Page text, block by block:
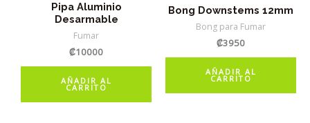
Pipa Aluminio
Desarmable
Fumar
₡10000
AÑADIR AL
CARRITO
Bong Downstems 12mm
Bong para Fumar
₡3950
AÑADIR AL
CARRITO